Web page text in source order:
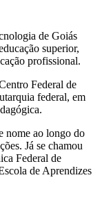
de Goiás
superior,
profissional.
Federal de
federal, em
nome ao longo do
Já se chamou
Federal de
de Aprendizes